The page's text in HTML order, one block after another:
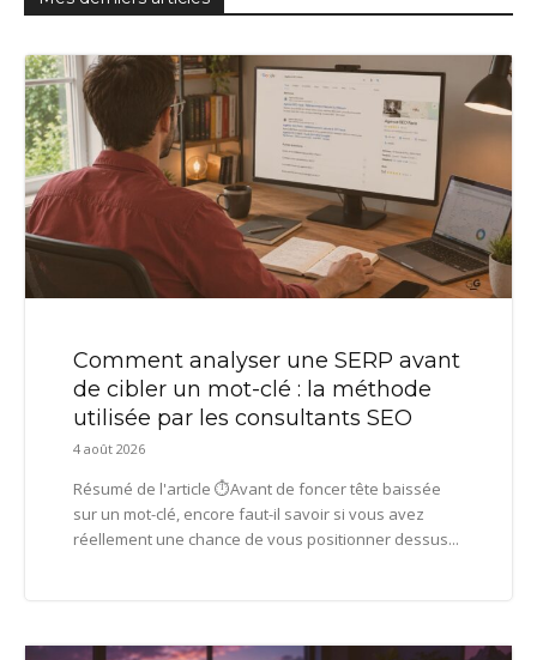
Comment analyser une SERP avant
de cibler un mot-clé : la méthode
utilisée par les consultants SEO
4 août 2026
Résumé de l'article ⏱️Avant de foncer tête baissée
sur un mot-clé, encore faut-il savoir si vous avez
réellement une chance de vous positionner dessus...